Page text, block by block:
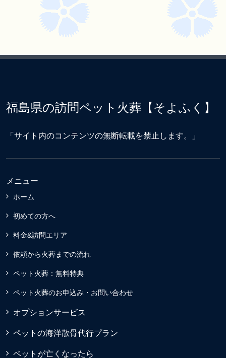
福島県の訪問ペット火葬【そよふく】
「サイト内のコンテンツの無断転載を禁止します。」
メニュー
ホーム
初めての方へ
料金&訪問エリア
依頼から火葬までの流れ
ペット火葬：無料特典
ペット火葬のお申込み・お問い合わせ
オプションサービス
ペットの海洋散骨代行プラン
ペットが亡くなったら